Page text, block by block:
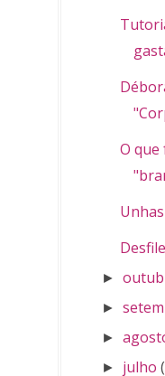
O
►
►
►
► julho